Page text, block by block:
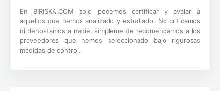
En BIRISKA.COM solo podemos certificar y avalar a
aquellos que hemos analizado y estudiado. No criticamos
ni denostamos a nadie, simplemente recomendamos a los
proveedores que hemos seleccionado bajo rigurosas
medidas de control.